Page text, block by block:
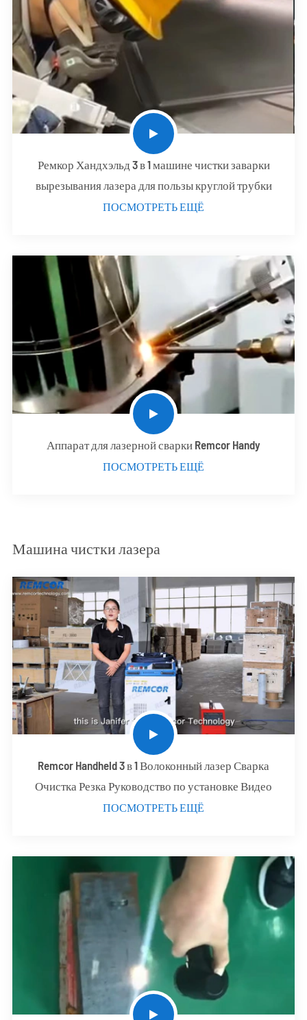
Ремкор Хандхэльд 3 в 1 машине чистки заварки
вырезывания лазера для пользы круглой трубки
ПОСМОТРЕТЬ ЕЩЁ
Аппарат для лазерной сварки Remcor Handy
ПОСМОТРЕТЬ ЕЩЁ
Машина чистки лазера
Remcor Handheld 3 в 1 Волоконный лазер Сварка
Очистка Резка Руководство по установке Видео
ПОСМОТРЕТЬ ЕЩЁ